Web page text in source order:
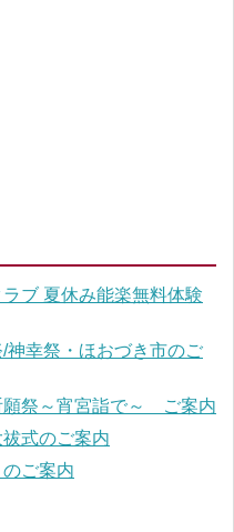
ブ 夏休み能楽無料体験
幸祭・ほおづき市のご
祭～宵宮詣で～ ご案内
式のご案内
ご案内